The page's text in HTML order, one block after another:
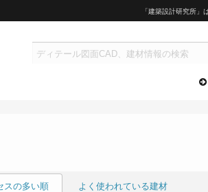
「建築設計研究所」
スの多い順 よく使われている建材